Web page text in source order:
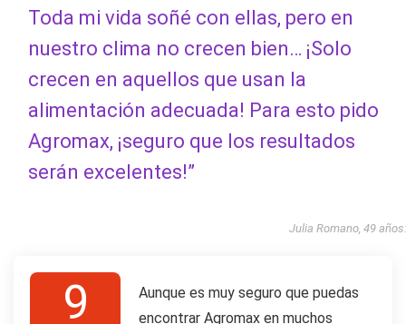
Toda mi vida soñé con ellas, pero en
nuestro clima no crecen bien… ¡Solo
crecen en aquellos que usan la
alimentación adecuada! Para esto pido
Agromax, ¡seguro que los resultados
serán excelentes!”
Julia Romano, 49 años:
9
Aunque es muy seguro que puedas
encontrar Agromax en muchos